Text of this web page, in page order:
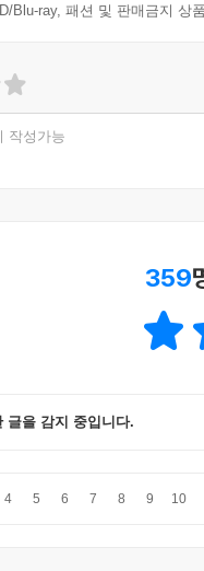
Blu-ray, 패션 및 판매금지 상
작성가능
359
글을 감지 중입니다.
4 5 6 7 8 9 10